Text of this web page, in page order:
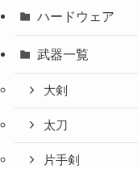
ハードウェア
武器一覧
大剣
太刀
片手剣